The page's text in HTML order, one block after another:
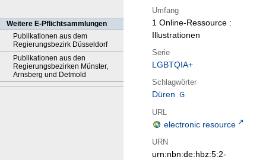
Weitere E-Pflichtsammlungen
Publikationen aus dem
Regierungsbezirk Düsseldorf
Publikationen aus den
Regierungsbezirken Münster,
Arnsberg und Detmold
Umfang
1 Online-Ressource :
Illustrationen
Serie
LGBTQIA+
Schlagwörter
Düren
URL
electronic resource
URN
urn:nbn:de:hbz:5:2-